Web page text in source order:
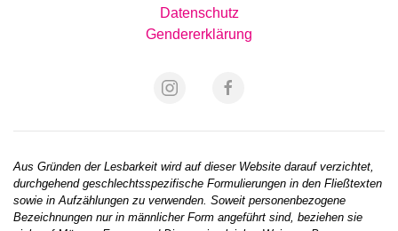
Datenschutz
Gendererklärung
Aus Gründen der Lesbarkeit wird auf dieser Website darauf verzichtet,
durchgehend geschlechtsspezifische Formulierungen in den Fließtexten
sowie in Aufzählungen zu verwenden. Soweit personenbezogene
Bezeichnungen nur in männlicher Form angeführt sind, beziehen sie